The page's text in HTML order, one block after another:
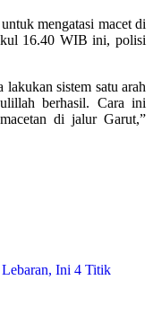
mengatasi macet di
16.40 WIB ini, polisi
sistem satu arah
berhasil. Cara ini
di jalur Garut,”
Ini 4 Titik